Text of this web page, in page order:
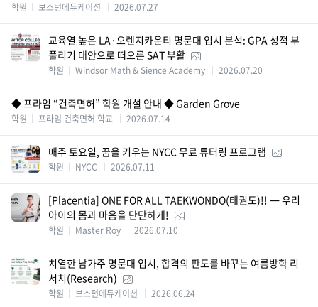
학원 보스턴에듀케이션 2026.07.27
교육열 높은 LA·오렌지카운티 명문대 입시 분석: GPA 성적 부
풀리기 대안으로 떠오른 SAT 부활
학원 Windsor Math & Sience Academy 2026.07.20
◆ 프라임 “건축면허” 학원 개설 안내 ◆ Garden Grove
학원 프라임 건축면허 학교 2026.07.14
매주 토요일, 꿈을 키우는 NYCC 무료 튜터링 프로그램
학원 NYCC 2026.07.11
[Placentia] ONE FOR ALL TAEKWONDO(태권도)!! — 우리
아이의 몸과 마음을 단단하게!
학원 Master Roy 2026.07.10
치열한 남가주 명문대 입시, 합격의 판도를 바꾸는 여름방학 리
서치(Research)
학원 보스턴에듀케이션 2026.06.24